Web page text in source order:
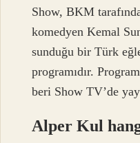
Show, BKM
komedyen Kemal
sunduğu bir Türk
programıdır.
beri Show TV’de
Alper Kul